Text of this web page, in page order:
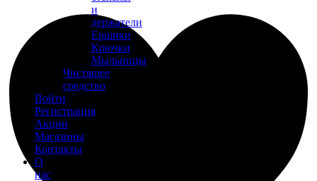
и
держатели
Ершики
Крючки
Мыльницы
Чистящее
средство
Войти
Регистрация
Акции
Магазины
Контакты
О
нас